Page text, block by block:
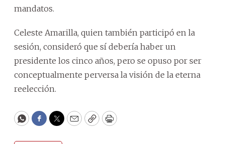
mandatos.
Celeste Amarilla, quien también participó en la
sesión, consideró que sí debería haber un
presidente los cinco años, pero se opuso por ser
conceptualmente perversa la visión de la eterna
reelección.
WhatsApp
Facebook
Twitter
EmailCopyPrint